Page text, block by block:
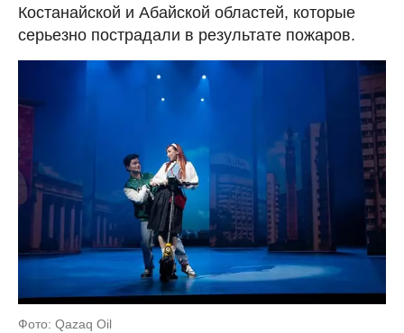
Костанайской и Абайской областей, которые
серьезно пострадали в результате пожаров.
Фото: Qazaq Oil